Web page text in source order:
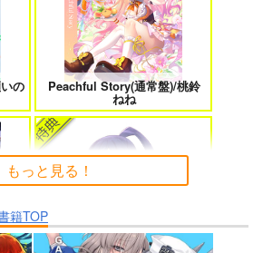
に 5 僕のカノジョ先生 17
の Peachful Story(通常盤)/桃鈴
ねね
もっと見る！
籍TOP